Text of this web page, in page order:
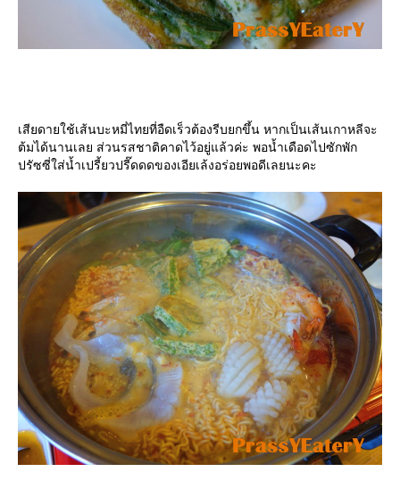
เสียดายใช้เส้นบะหมี่ไทยที่อืดเร็วต้องรีบยกขึ้น หากเป็นเส้นเกาหลีจะ
ต้มได้นานเลย ส่วนรสชาติคาดไว้อยู่แล้วค่ะ พอน้ำเดือดไปซักพัก
ปรัซซี่ใส่น้ำเปรี้ยวปรี๊ดดดของเอียเล้งอร่อยพอดีเลยนะคะ